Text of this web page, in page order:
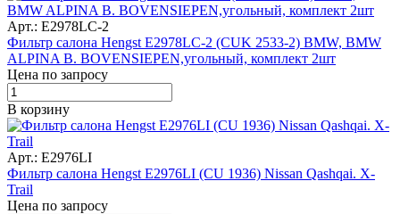
Арт.: E2978LC-2
Фильтр салона Hengst E2978LC-2 (CUK 2533-2) BMW, BMW
ALPINA B. BOVENSIEPEN,угольный, комплект 2шт
Цена по запросу
В корзину
Арт.: E2976LI
Фильтр салона Hengst E2976LI (CU 1936) Nissan Qashqai. X-
Trail
Цена по запросу